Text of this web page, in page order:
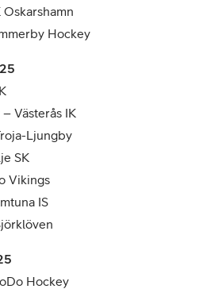
Hockey
Västerås IK
Ljungby
SK
Vikings
IS
Hockey